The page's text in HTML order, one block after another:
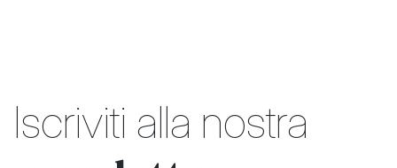
Iscriviti alla nostra